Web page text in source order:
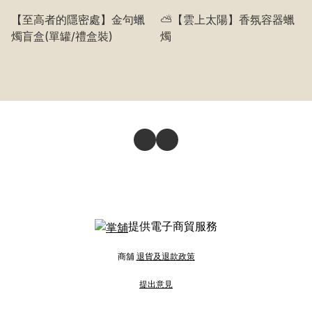
【至高者的隱密處】金句蠟
燭盲盒(單罐/禮盒裝)
⛅️【雲上太陽】香氛容器蠟
燭
提供電子商貿服務
商舖 退貨及退款政策
提出意見